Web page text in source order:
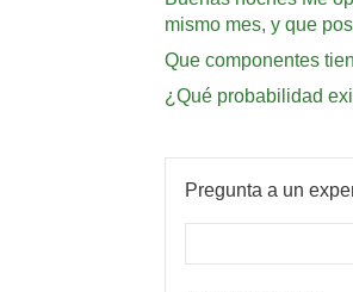
mismo mes, y que
Que componentes
¿Qué probabilidad
Pregunta a un